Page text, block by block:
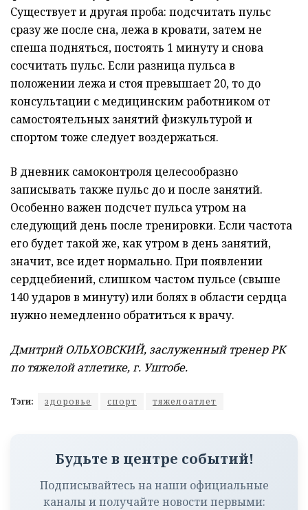
Существует и другая проба: подсчитать пульс
сразу же после сна, лежа в кровати, затем не
спеша подняться, постоять 1 минуту и снова
сосчитать пульс. Если разница пульса в
положении лежа и стоя превышает 20, то до
консультации с медицинским работником от
самостоятельных занятий физкультурой и
спортом тоже следует воздержаться.
В дневник самоконтроля целесообразно
записывать также пульс до и после занятий.
Особенно важен подсчет пульса утром на
следующий день после тренировки. Если частота
его будет такой же, как утром в день занятий,
значит, все идет нормально. При появлении
сердцебиений, слишком частом пульсе (свыше
140 ударов в минуту) или болях в области сердца
нужно немедленно обратиться к врачу.
Дмитрий ОЛЬХОВСКИЙ, заслуженный тренер РК
по тяжелой атлетике, г. Уштобе.
Тэги: здоровье спорт тяжелоатлет
Будьте в центре событий!
Подписывайтесь на наши официальные
каналы и получайте новости первыми: